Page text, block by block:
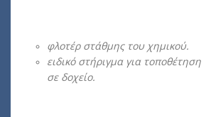
φλοτέρ στάθμης του χημικού.
ειδικό στήριγμα για τοποθέτηση
σε δοχείο.